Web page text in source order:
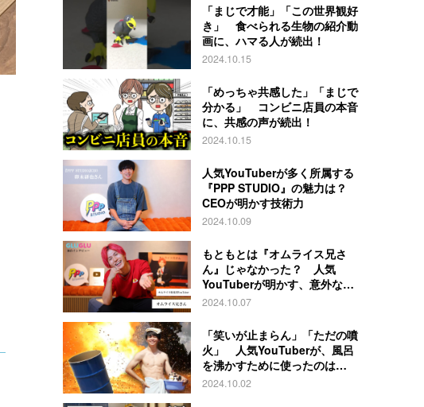
「まじで才能」「この世界観好
き」 食べられる生物の紹介動
画に、ハマる人が続出！
2024.10.15
「めっちゃ共感した」「まじで
分かる」 コンビニ店員の本音
に、共感の声が続出！
2024.10.15
人気YouTuberが多く所属する
『PPP STUDIO』の魅力は？
CEOが明かす技術力
2024.10.09
もともとは『オムライス兄さ
ん』じゃなかった？ 人気
YouTuberが明かす、意外な過
去とは
2024.10.07
「笑いが止まらん」「ただの噴
火」 人気YouTuberが、風呂
を沸かすために使ったのは…
2024.10.02